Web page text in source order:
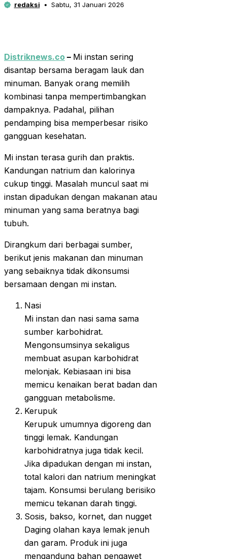
redaksi Sabtu, 31 Januari 2026
Distriknews.co – Mi instan sering
disantap bersama beragam lauk dan
minuman. Banyak orang memilih
kombinasi tanpa mempertimbangkan
dampaknya. Padahal, pilihan
pendamping bisa memperbesar risiko
gangguan kesehatan.
Mi instan terasa gurih dan praktis.
Kandungan natrium dan kalorinya
cukup tinggi. Masalah muncul saat mi
instan dipadukan dengan makanan atau
minuman yang sama beratnya bagi
tubuh.
Dirangkum dari berbagai sumber,
berikut jenis makanan dan minuman
yang sebaiknya tidak dikonsumsi
bersamaan dengan mi instan.
Nasi
Mi instan dan nasi sama sama
sumber karbohidrat.
Mengonsumsinya sekaligus
membuat asupan karbohidrat
melonjak. Kebiasaan ini bisa
memicu kenaikan berat badan dan
gangguan metabolisme.
Kerupuk
Kerupuk umumnya digoreng dan
tinggi lemak. Kandungan
karbohidratnya juga tidak kecil.
Jika dipadukan dengan mi instan,
total kalori dan natrium meningkat
tajam. Konsumsi berulang berisiko
memicu tekanan darah tinggi.
Sosis, bakso, kornet, dan nugget
Daging olahan kaya lemak jenuh
dan garam. Produk ini juga
mengandung bahan pengawet